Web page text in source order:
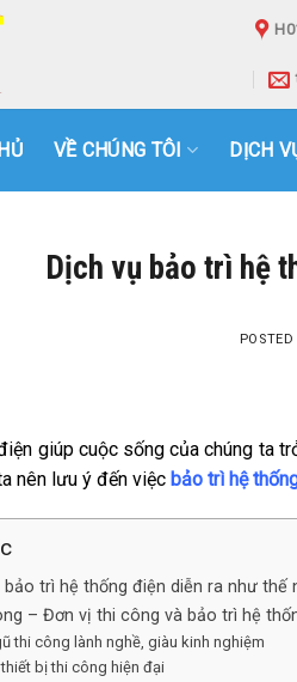
VỀ CHÚNG TÔI DỊCH
Dịch vụ bảo trì hệ
POSTED
giúp cuộc sống của chúng ta
nên lưu ý đến việc bảo trì hệ
bảo trì hệ thống điện diễn ra như thế
– Đơn vị thi công và bảo trì hệ
thi công lành nghề, giàu kinh nghiệm
bị thi công hiện đại